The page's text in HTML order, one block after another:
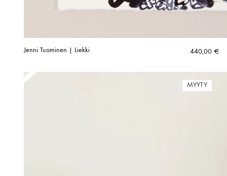
Jenni Tuominen | Liekki 440,00 €
MYYTY